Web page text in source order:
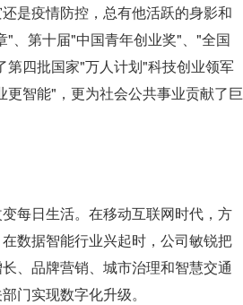
是疫情防控，总有他活跃的身影和
、第十届"中国青年创业奖"、"全国
四批国家"万人计划"科技创业领军
智能"，更为社会公共事业贡献了巨
每日生活。在移动互联网时代，方
数据智能行业兴起时，公司敏锐把
、品牌营销、城市治理和智慧交通
门实现数字化升级。